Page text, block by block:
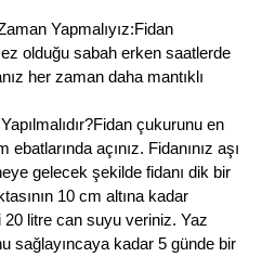
Yapmalıyız:Fidan
olduğu sabah erken saatlerde
her zaman daha mantıklı
çukurunu en
açınız. Fidanınız aşı
gelecek şekilde fidanı dik bir
10 cm altına kadar
litre can suyu veriniz. Yaz
sağlayıncaya kadar 5 günde bir